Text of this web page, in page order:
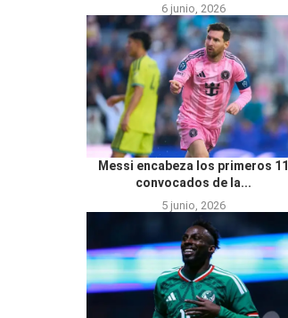
6 junio, 2026
Messi encabeza los primeros 11
convocados de la...
5 junio, 2026